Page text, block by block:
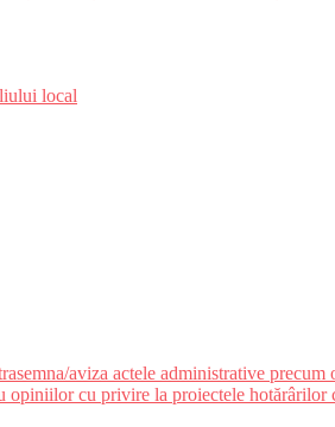
local
aviza actele administrative
opiniilor cu privire la proiectele